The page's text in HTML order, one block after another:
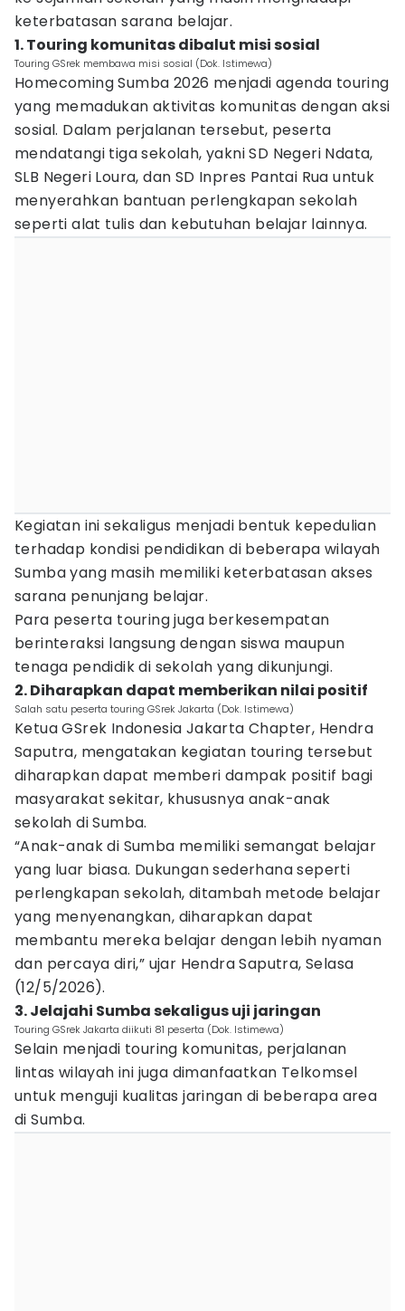
keterbatasan sarana belajar.
1. Touring komunitas dibalut misi sosial
Touring GSrek membawa misi sosial (Dok. Istimewa)
Homecoming Sumba 2026 menjadi agenda touring
yang memadukan aktivitas komunitas dengan aksi
sosial. Dalam perjalanan tersebut, peserta
mendatangi tiga sekolah, yakni SD Negeri Ndata,
SLB Negeri Loura, dan SD Inpres Pantai Rua untuk
menyerahkan bantuan perlengkapan sekolah
seperti alat tulis dan kebutuhan belajar lainnya.
Kegiatan ini sekaligus menjadi bentuk kepedulian
terhadap kondisi pendidikan di beberapa wilayah
Sumba yang masih memiliki keterbatasan akses
sarana penunjang belajar.
Para peserta touring juga berkesempatan
berinteraksi langsung dengan siswa maupun
tenaga pendidik di sekolah yang dikunjungi.
2. Diharapkan dapat memberikan nilai positif
Salah satu peserta touring GSrek Jakarta (Dok. Istimewa)
Ketua GSrek Indonesia Jakarta Chapter, Hendra
Saputra, mengatakan kegiatan touring tersebut
diharapkan dapat memberi dampak positif bagi
masyarakat sekitar, khususnya anak-anak
sekolah di Sumba.
“Anak-anak di Sumba memiliki semangat belajar
yang luar biasa. Dukungan sederhana seperti
perlengkapan sekolah, ditambah metode belajar
yang menyenangkan, diharapkan dapat
membantu mereka belajar dengan lebih nyaman
dan percaya diri,” ujar Hendra Saputra, Selasa
(12/5/2026).
3. Jelajahi Sumba sekaligus uji jaringan
Touring GSrek Jakarta diikuti 81 peserta (Dok. Istimewa)
Selain menjadi touring komunitas, perjalanan
lintas wilayah ini juga dimanfaatkan Telkomsel
untuk menguji kualitas jaringan di beberapa area
di Sumba.